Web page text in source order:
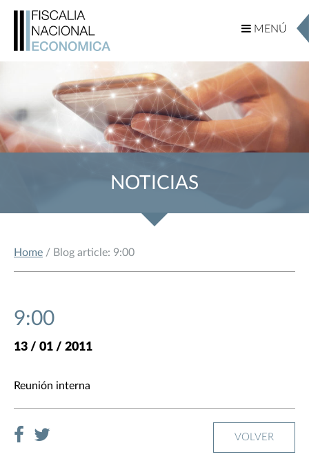
MENÚ
MENÚ
NOTICIAS
Home / Blog article: 9:00
9:00
13 / 01 / 2011
Reunión interna
VOLVER